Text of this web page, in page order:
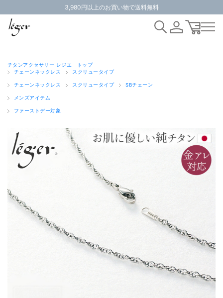
3,980円以上のお買い物で送料無料
チタンアクセサリー レジエ トップ
チェーンネックレス
スクリュータイプ
チェーンネックレス スクリュータイプ SBチェーン
メンズアイテム
ファーストデー対象